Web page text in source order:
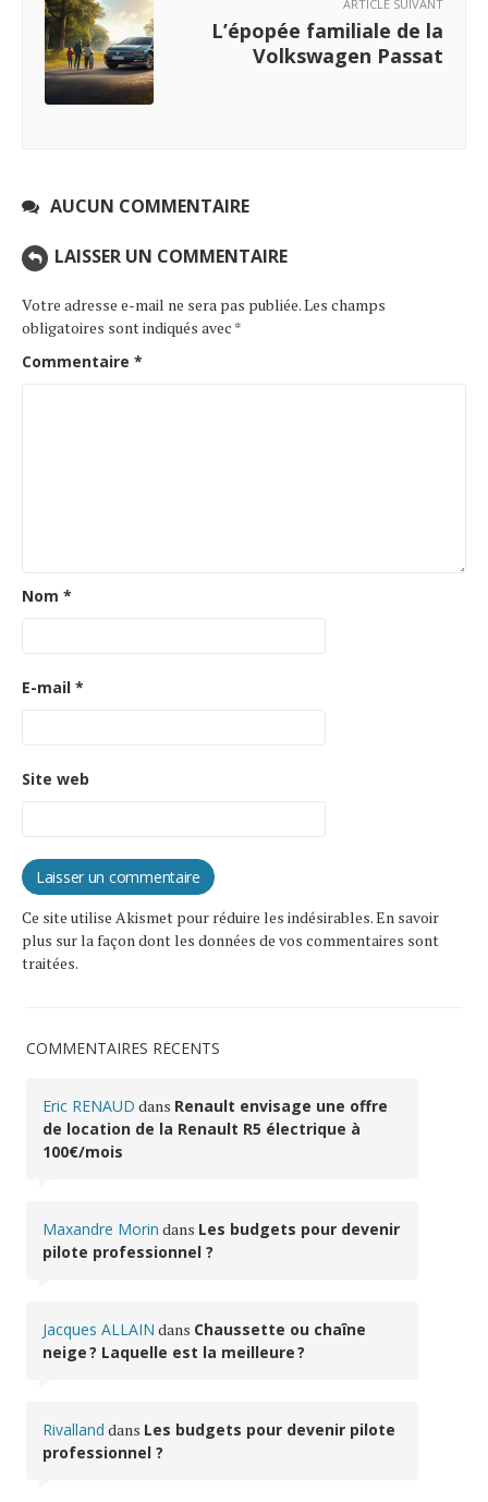
ARTICLE SUIVANT
L’épopée familiale de la
Volkswagen Passat
AUCUN COMMENTAIRE
LAISSER UN COMMENTAIRE
Votre adresse e-mail ne sera pas publiée.Les champs
obligatoires sont indiqués avec *
Commentaire *
Nom *
E-mail *
Site web
Ce site utilise Akismet pour réduire les indésirables.En savoir
plus sur la façon dont les données de vos commentaires sont
traitées.
COMMENTAIRES RÉCENTS
Eric RENAUD dans Renault envisage une offre
de location de la Renault R5 électrique à
100€/mois
Maxandre Morin dans Les budgets pour devenir
pilote professionnel ?
Jacques ALLAIN dans Chaussette ou chaîne
neige ? Laquelle est la meilleure ?
Rivalland dans Les budgets pour devenir pilote
professionnel ?